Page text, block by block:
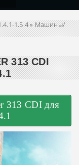
1.5.4»Машины/
313 CDI
313 CDI для